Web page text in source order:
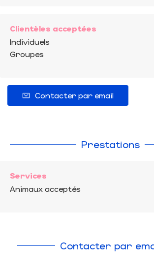
Clientèles acceptées
Individuels
Groupes
Contacter par email
Prestations
Services
Animaux acceptés
Contacter par